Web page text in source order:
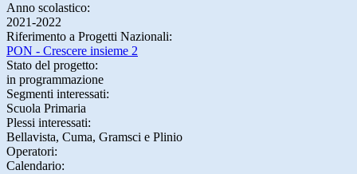
Anno scolastico:
2021-2022
Riferimento a Progetti Nazionali:
PON - Crescere insieme 2
Stato del progetto:
in programmazione
Segmenti interessati:
Scuola Primaria
Plessi interessati:
Bellavista, Cuma, Gramsci e Plinio
Operatori:
Calendario: